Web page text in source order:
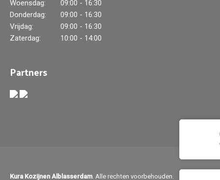
Woensdag:
09:00 - 16:30
Donderdag:
09:00 - 16:30
Vrijdag:
09:00 - 16:30
Zaterdag:
10:00 - 14:00
Partners
Kura Kozijnen Alblasserdam. Alle rechten voorbehouden.